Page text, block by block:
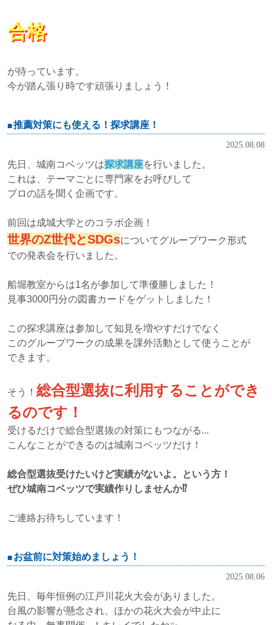
合格
が待っています。
今が踏ん張り時です頑張りましょう！
推薦対策にも使える！探求講座！
2025.08.08
先日、城南コベッツは探求講座を行いました。
これは、テーマごとに専門家をお呼びして
プロの話を聞く企画です。
前回は成城大学とのコラボ企画！
世界のZ世代とSDGsについてグループワーク形式
での発表会を行いました。
船堀教室からは1名が参加して準優勝しました！
見事3000円分の図書カードをゲットしました！
この探求講座は参加して知見を増やすだけでなく
このグループワークの成果を課外活動として使うことが
できます。
そう！ 総合型選抜に利用することができ
るのです！
受けるだけで総合型選抜の対策にもつながる...
こんなことができるのは城南コベッツだけ！
総合型選抜受けたいけど実績がないよ。という方！
ぜひ城南コベッツで実績作りしませんか⁉
ご連絡お待ちしています！
お盆前に対策始めましょう！
2025.08.06
先日、毎年恒例の江戸川花火大会がありました。
台風の影響が懸念され、ほかの花火大会が中止に